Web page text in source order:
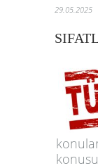
29.05.2025